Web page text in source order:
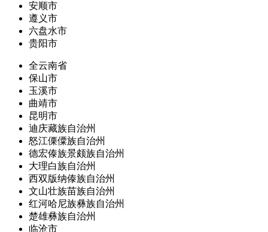
安顺市
遵义市
六盘水市
贵阳市
全云南省
保山市
玉溪市
曲靖市
昆明市
迪庆藏族自治州
怒江傈僳族自治州
德宏傣族景颇族自治州
大理白族自治州
西双版纳傣族自治州
文山壮族苗族自治州
红河哈尼族彝族自治州
楚雄彝族自治州
临沧市